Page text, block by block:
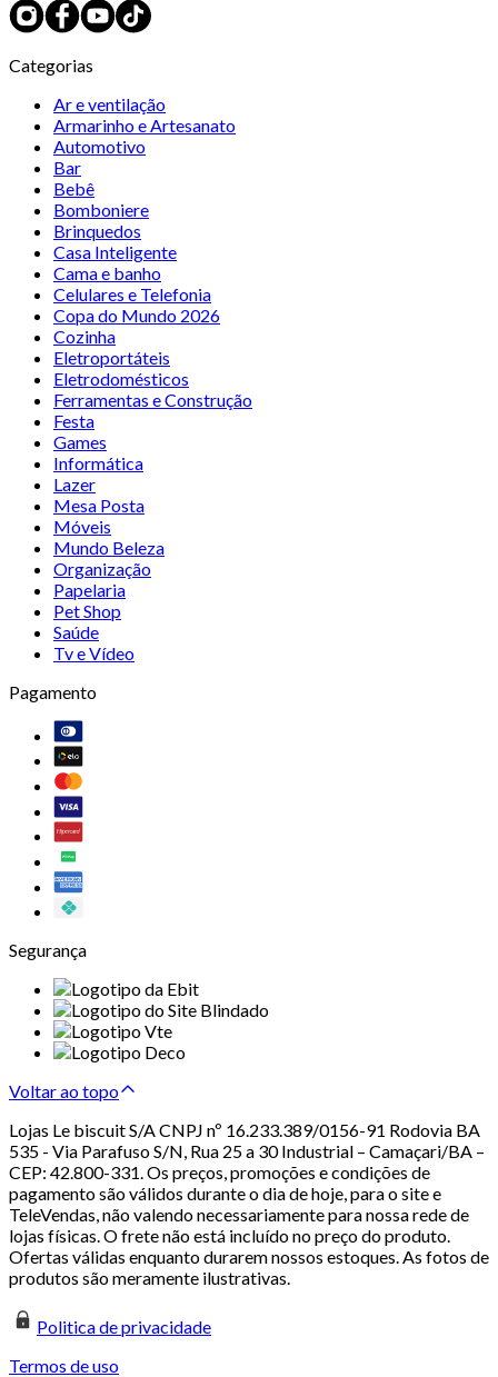
Categorias
Ar e ventilação
Armarinho e Artesanato
Automotivo
Bar
Bebê
Bomboniere
Brinquedos
Casa Inteligente
Cama e banho
Celulares e Telefonia
Copa do Mundo 2026
Cozinha
Eletroportáteis
Eletrodomésticos
Ferramentas e Construção
Festa
Games
Informática
Lazer
Mesa Posta
Móveis
Mundo Beleza
Organização
Papelaria
Pet Shop
Saúde
Tv e Vídeo
Pagamento
Segurança
Voltar ao topo
Lojas Le biscuit S/A CNPJ nº 16.233.389/0156-91 Rodovia BA
535 - Via Parafuso S/N, Rua 25 a 30 Industrial – Camaçari/BA –
CEP: 42.800-331. Os preços, promoções e condições de
pagamento são válidos durante o dia de hoje, para o site e
TeleVendas, não valendo necessariamente para nossa rede de
lojas físicas. O frete não está incluído no preço do produto.
Ofertas válidas enquanto durarem nossos estoques. As fotos de
produtos são meramente ilustrativas.
Politica de privacidade
Termos de uso